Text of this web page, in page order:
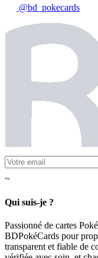
@bd_pokecards
~
Qui suis-je ?
Passionné de cartes
BDPokéCards pour
transparent et fiable de